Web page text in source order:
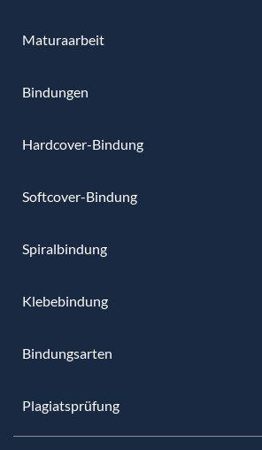
Maturaarbeit
Bindungen
Hardcover-Bindung
Softcover-Bindung
Spiralbindung
Klebebindung
Bindungsarten
Plagiatsprüfung